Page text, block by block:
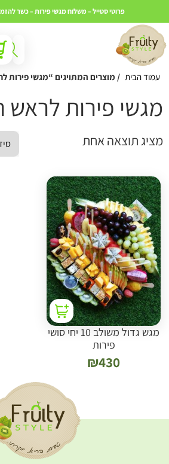
פרוטי סטייל – משלוח מגשי פירות – כשרלהזמנות – 058-
עמוד הבית / מוצרים המתויגים “מגשי פירות
פירות לראש
תוצאה אחת
מגש גדול משולב 10 יחי סושי
פירות
₪430